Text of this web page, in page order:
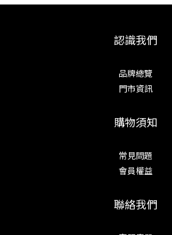
認識我們
品牌總覽
門市資訊
購物須知
常見問題
會員權益
聯絡我們